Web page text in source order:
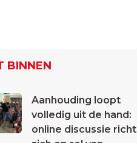
BINNEN
Aanhouding loopt
volledig uit de hand:
online discussie richt